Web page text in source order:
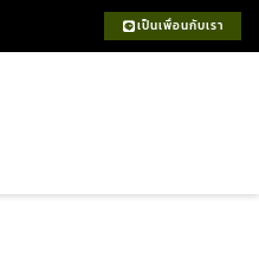
เป็นเพื่อนกับเรา